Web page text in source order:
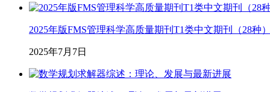
2025年版FMS管理科学高质量期刊T1类中文期刊（28种
2025年7月7日